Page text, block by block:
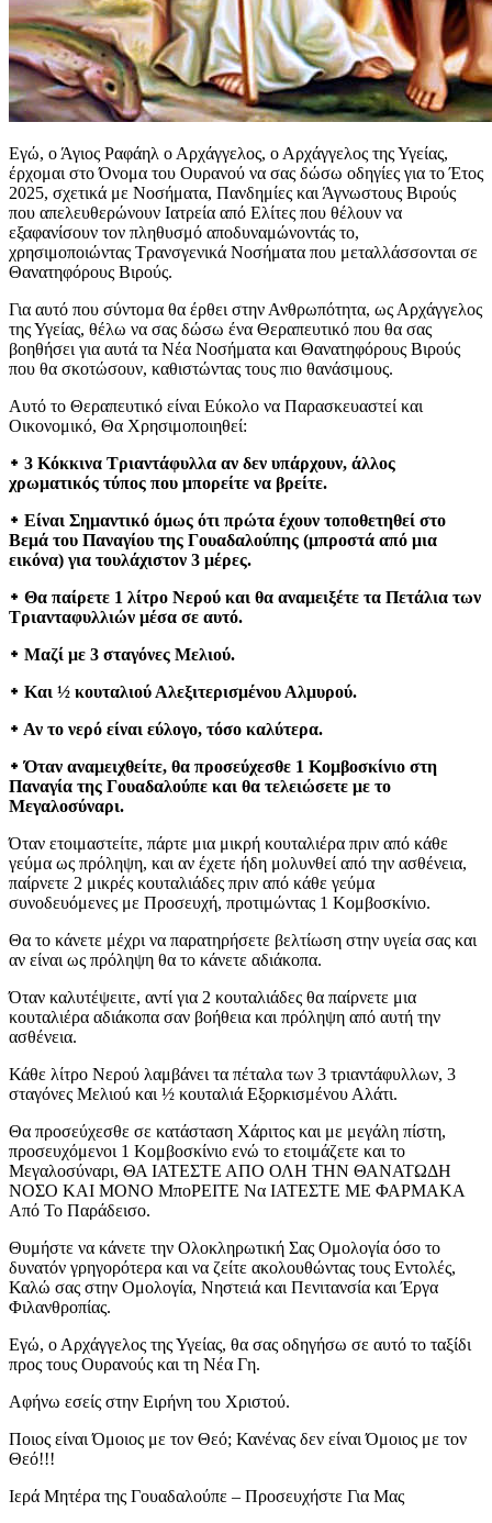
Εγώ, ο Άγιος Ραφάηλ ο Αρχάγγελος, ο Αρχάγγελος της Υγείας,
έρχομαι στο Όνομα του Ουρανού να σας δώσω οδηγίες για το Έτος
2025, σχετικά με Νοσήματα, Πανδημίες και Άγνωστους Βιρούς
που απελευθερώνουν Ιατρεία από Ελίτες που θέλουν να
εξαφανίσουν τον πληθυσμό αποδυναμώνοντάς το,
χρησιμοποιώντας Τρανσγενικά Νοσήματα που μεταλλάσσονται σε
Θανατηφόρους Βιρούς.
Για αυτό που σύντομα θα έρθει στην Ανθρωπότητα, ως Αρχάγγελος
της Υγείας, θέλω να σας δώσω ένα Θεραπευτικό που θα σας
βοηθήσει για αυτά τα Νέα Νοσήματα και Θανατηφόρους Βιρούς
που θα σκοτώσουν, καθιστώντας τους πιο θανάσιμους.
Αυτό το Θεραπευτικό είναι Εύκολο να Παρασκευαστεί και
Οικονομικό, Θα Χρησιμοποιηθεί:
᛭ 3 Κόκκινα Τριαντάφυλλα αν δεν υπάρχουν, άλλος
χρωματικός τύπος που μπορείτε να βρείτε.
᛭ Είναι Σημαντικό όμως ότι πρώτα έχουν τοποθετηθεί στο
Βεμά του Παναγίου της Γουαδαλούπης (μπροστά από μια
εικόνα) για τουλάχιστον 3 μέρες.
᛭ Θα παίρετε 1 λίτρο Νερού και θα αναμειξέτε τα Πετάλια των
Τριανταφυλλιών μέσα σε αυτό.
᛭ Μαζί με 3 σταγόνες Μελιού.
᛭ Και ½ κουταλιού Αλεξιτερισμένου Αλμυρού.
᛭ Αν το νερό είναι εύλογο, τόσο καλύτερα.
᛭ Όταν αναμειχθείτε, θα προσεύχεσθε 1 Κομβοσκίνιο στη
Παναγία της Γουαδαλούπε και θα τελειώσετε με το
Μεγαλοσύναρι.
Όταν ετοιμαστείτε, πάρτε μια μικρή κουταλιέρα πριν από κάθε
γεύμα ως πρόληψη, και αν έχετε ήδη μολυνθεί από την ασθένεια,
παίρνετε 2 μικρές κουταλιάδες πριν από κάθε γεύμα
συνοδευόμενες με Προσευχή, προτιμώντας 1 Κομβοσκίνιο.
Θα το κάνετε μέχρι να παρατηρήσετε βελτίωση στην υγεία σας και
αν είναι ως πρόληψη θα το κάνετε αδιάκοπα.
Όταν καλυτέψειτε, αντί για 2 κουταλιάδες θα παίρνετε μια
κουταλιέρα αδιάκοπα σαν βοήθεια και πρόληψη από αυτή την
ασθένεια.
Κάθε λίτρο Νερού λαμβάνει τα πέταλα των 3 τριαντάφυλλων, 3
σταγόνες Μελιού και ½ κουταλιά Εξορκισμένου Αλάτι.
Θα προσεύχεσθε σε κατάσταση Χάριτος και με μεγάλη πίστη,
προσευχόμενοι 1 Κομβοσκίνιο ενώ το ετοιμάζετε και το
Μεγαλοσύναρι, ΘΑ ΙΑΤΕΣΤΕ ΑΠΟ ΟΛΗ ΤΗΝ ΘΑΝΑΤΩΔΗ
ΝΟΣΟ ΚΑΙ ΜОΝΟ ΜποΡΕΙΤΕ Να ΙΑΤΕΣΤΕ ΜΕ ΦΑΡΜΑΚΑ
Από Το Παράδεισο.
Θυμήστε να κάνετε την Ολοκληρωτική Σας Ομολογία όσο το
δυνατόν γρηγορότερα και να ζείτε ακολουθώντας τους Εντολές,
Καλώ σας στην Ομολογία, Νηστειά και Πενιτανσία και Έργα
Φιλανθροπίας.
Εγώ, ο Αρχάγγελος της Υγείας, θα σας οδηγήσω σε αυτό το ταξίδι
προς τους Ουρανούς και τη Νέα Γη.
Αφήνω εσείς στην Ειρήνη του Χριστού.
Ποιος είναι Όμοιος με τον Θεό; Κανένας δεν είναι Όμοιος με τον
Θεό!!!
Ιερά Μητέρα της Γουαδαλούπε – Προσευχήστε Για Μας